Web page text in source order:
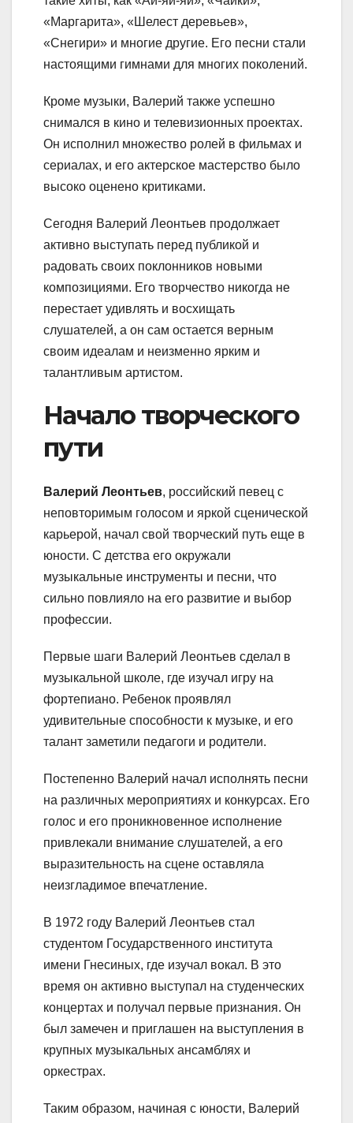
«Маргарита», «Шелест деревьев»,
«Снегири» и многие другие. Его песни стали
настоящими гимнами для многих поколений.
Кроме музыки, Валерий также успешно
снимался в кино и телевизионных проектах.
Он исполнил множество ролей в фильмах и
сериалах, и его актерское мастерство было
высоко оценено критиками.
Сегодня Валерий Леонтьев продолжает
активно выступать перед публикой и
радовать своих поклонников новыми
композициями. Его творчество никогда не
перестает удивлять и восхищать
слушателей, а он сам остается верным
своим идеалам и неизменно ярким и
талантливым артистом.
Начало творческого
пути
Валерий Леонтьев, российский певец с
неповторимым голосом и яркой сценической
карьерой, начал свой творческий путь еще в
юности. С детства его окружали
музыкальные инструменты и песни, что
сильно повлияло на его развитие и выбор
профессии.
Первые шаги Валерий Леонтьев сделал в
музыкальной школе, где изучал игру на
фортепиано. Ребенок проявлял
удивительные способности к музыке, и его
талант заметили педагоги и родители.
Постепенно Валерий начал исполнять песни
на различных мероприятиях и конкурсах. Его
голос и его проникновенное исполнение
привлекали внимание слушателей, а его
выразительность на сцене оставляла
неизгладимое впечатление.
В 1972 году Валерий Леонтьев стал
студентом Государственного института
имени Гнесиных, где изучал вокал. В это
время он активно выступал на студенческих
концертах и получал первые признания. Он
был замечен и приглашен на выступления в
крупных музыкальных ансамблях и
оркестрах.
Таким образом, начиная с юности, Валерий